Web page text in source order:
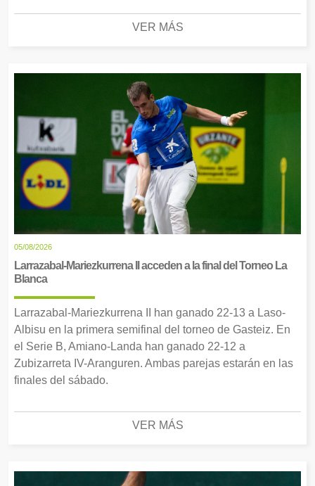
VER MÁS
05/08/2026
Larrazabal-Mariezkurrena II acceden a la final del Torneo La
Blanca
Larrazabal-Mariezkurrena II han ganado 22-13 a Laso-
Albisu en la primera semifinal del torneo de Gasteiz. En
el Serie B, Amiano-Landa han ganado 22-12 a
Zubizarreta IV-Aranguren. Ambas parejas estarán en las
finales del sábado.
VER MÁS